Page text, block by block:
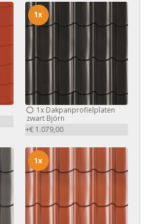
1xDakpanprofielplaten
zwart Björn
+€ 1.079,00
1x
1x